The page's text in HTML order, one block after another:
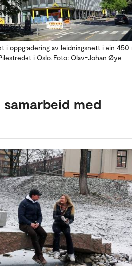
i oppgradering av leidningsnett i ein 450
i Oslo. Foto: Olav-Johan Øye
med